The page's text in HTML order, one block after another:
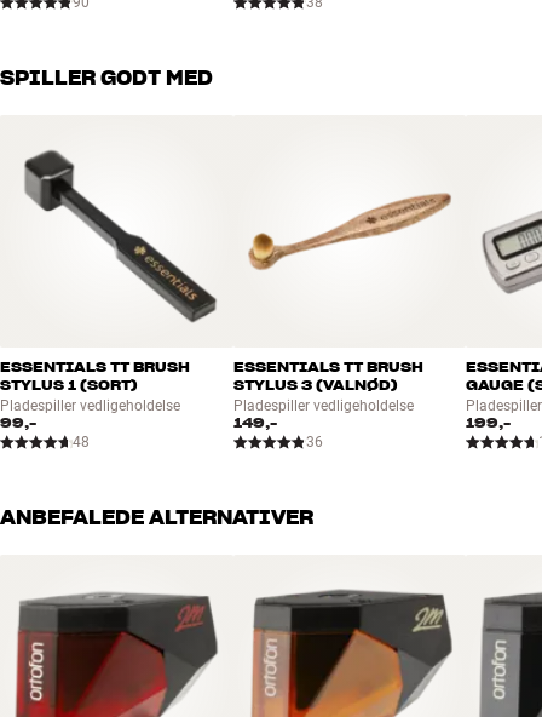
SPILLER GODT MED
ESSENTIALS TT BRUSH
STYLUS 1 (SORT)
Pladespiller vedligeholdelse
99,-
48
ESSENTIALS TT BRUSH
STYLUS 3 (VALNØD)
Pladespiller vedligeholdelse
149,-
36
GAUGE
199,-
ANBEFALEDE ALTERNATIVER